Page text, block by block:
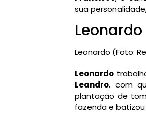
sua
Leonardo
Leonardo (Foto:
Leonardo
Leandro, com
plantação de
fazenda e batizou